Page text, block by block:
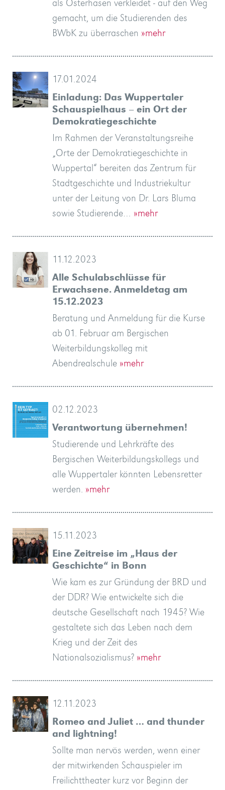
als Osterhasen verkleidet - auf den Weg
gemacht, um die Studierenden des
BWbK zu überraschen »mehr
17.01.2024
Einladung: Das Wuppertaler
Schauspielhaus – ein Ort der
Demokratiegeschichte
Im Rahmen der Veranstaltungsreihe
„Orte der Demokratiegeschichte in
Wuppertal“ bereiten das Zentrum für
Stadtgeschichte und Industriekultur
unter der Leitung von Dr. Lars Bluma
sowie Studierende… »mehr
11.12.2023
Alle Schulabschlüsse für
Erwachsene. Anmeldetag am
15.12.2023
Beratung und Anmeldung für die Kurse
ab 01. Februar am Bergischen
Weiterbildungskolleg mit
Abendrealschule »mehr
02.12.2023
Verantwortung übernehmen!
Studierende und Lehrkräfte des
Bergischen Weiterbildungskollegs und
alle Wuppertaler könnten Lebensretter
werden. »mehr
15.11.2023
Eine Zeitreise im „Haus der
Geschichte“ in Bonn
Wie kam es zur Gründung der BRD und
der DDR? Wie entwickelte sich die
deutsche Gesellschaft nach 1945? Wie
gestaltete sich das Leben nach dem
Krieg und der Zeit des
Nationalsozialismus? »mehr
12.11.2023
Romeo and Juliet … and thunder
and lightning!
Sollte man nervös werden, wenn einer
der mitwirkenden Schauspieler im
Freilichttheater kurz vor Beginn der